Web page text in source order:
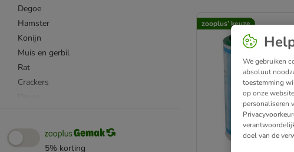
Degoe
Hamster
Konijn
Muis en gerbil
Rat
Crackers
Knaaghout
5% korting
zooplus’ keuze
We gebruiken
absoluut
toestemming
op onze
personaliseren
doel van de